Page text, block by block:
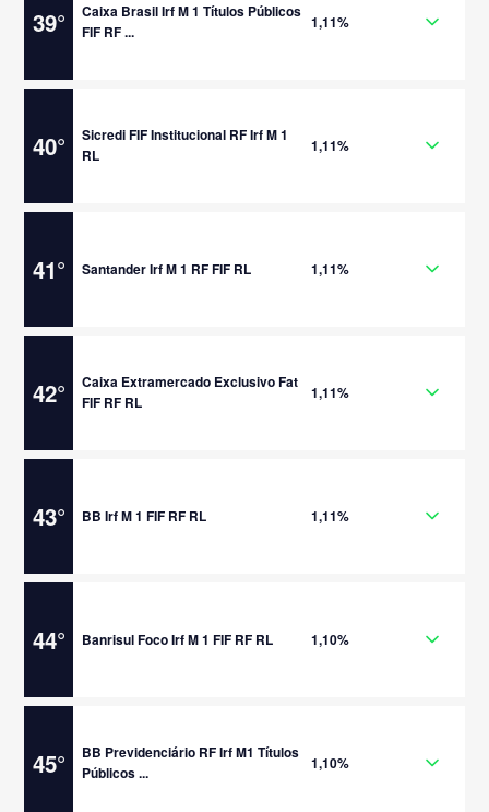
39°
Caixa Brasil Irf M 1 Títulos Públicos
FIF RF ...
1,11%
40°
Sicredi FIF Institucional RF Irf M 1
RL
1,11%
41° Santander Irf M 1 RF FIF RL 1,11%
42°
Caixa Extramercado Exclusivo Fat
FIF RF RL
1,11%
43° BB Irf M 1 FIF RF RL 1,11%
44° Banrisul Foco Irf M 1 FIF RF RL 1,10%
45°
BB Previdenciário RF Irf M1 Títulos
Públicos ...
1,10%